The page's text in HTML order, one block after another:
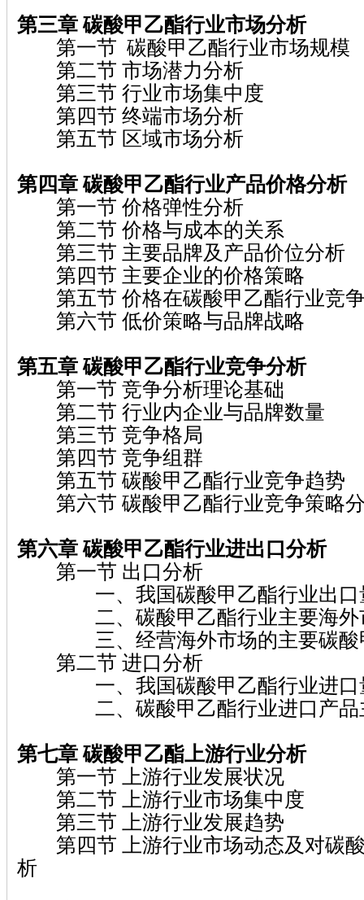
第三章 碳酸甲乙酯行业市场分析
第一节 碳酸甲乙酯行业市场规模
第二节 市场潜力分析
第三节 行业市场集中度
第四节 终端市场分析
第五节 区域市场分析
第四章 碳酸甲乙酯行业产品价格分析
第一节 价格弹性分析
第二节 价格与成本的关系
第三节 主要品牌及产品价位分析
第四节 主要企业的价格策略
第五节 价格在碳酸甲乙酯行业竞
第六节 低价策略与品牌战略
第五章 碳酸甲乙酯行业竞争分析
第一节 竞争分析理论基础
第二节 行业内企业与品牌数量
第三节 竞争格局
第四节 竞争组群
第五节 碳酸甲乙酯行业竞争趋势
第六节 碳酸甲乙酯行业竞争策略
第六章 碳酸甲乙酯行业进出口分析
第一节 出口分析
一、我国碳酸甲乙酯行业出口
二、碳酸甲乙酯行业主要海外
三、经营海外市场的主要碳酸
第二节 进口分析
一、我国碳酸甲乙酯行业进口
二、碳酸甲乙酯行业进口产品
第七章 碳酸甲乙酯上游行业分析
第一节 上游行业发展状况
第二节 上游行业市场集中度
第三节 上游行业发展趋势
第四节 上游行业市场动态及对碳
析